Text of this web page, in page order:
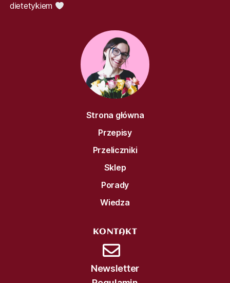
dietetykiem
Strona główna
Przepisy
Przeliczniki
Sklep
Porady
Wiedza
KONTAKT
Newsletter